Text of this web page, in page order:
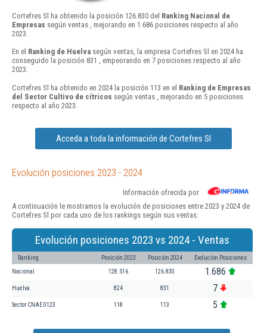
Cortefres Sl ha obtenido la posición 126.830 del Ranking Nacional de
Empresas según ventas , mejorando en 1.686 posiciones respecto al año
2023.
En el Ranking de Huelva según ventas, la empresa Cortefres Sl en 2024 ha
conseguido la posición 831 , empeorando en 7 posiciones respecto al año
2023.
Cortefres Sl ha obtenido en 2024 la posición 113 en el Ranking de Empresas
del Sector Cultivo de cítricos según ventas , mejorando en 5 posiciones
respecto al año 2023.
Acceda a toda la información de Cortefres Sl
Evolución posiciones 2023 - 2024
Información ofrecida por
A continuación le mostramos la evolución de posiciones entre 2023 y 2024 de
Cortefres Sl por cada uno de los rankings según sus ventas:
Evolución posiciones 2023 vs 2024 - Ventas
Ranking Posición 2023 Posición 2024 Evolución Posiciones
Nacional 128.516 126.830 1.686
Huelva 824 831 7
Sector CNAE 0123 118 113 5